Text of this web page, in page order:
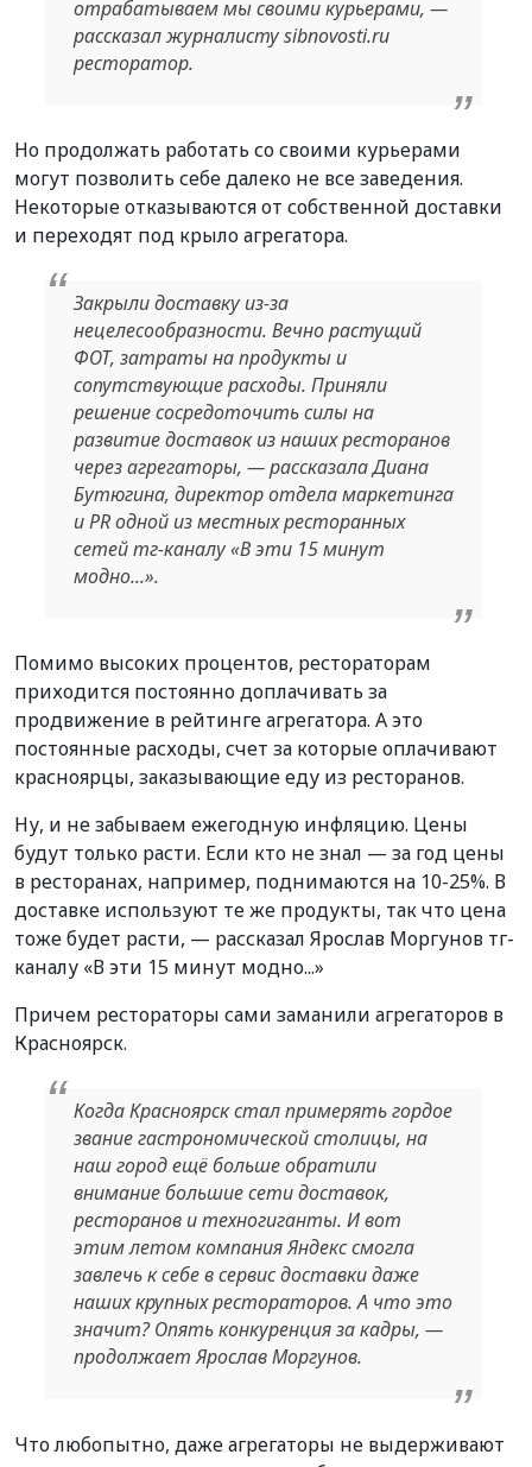
отрабатываем мы своими курьерами, —
рассказал журналисту sibnovosti.ru
ресторатор.
Но продолжать работать со своими курьерами
могут позволить себе далеко не все заведения.
Некоторые отказываются от собственной доставки
и переходят под крыло агрегатора.
Закрыли доставку из-за
нецелесообразности. Вечно растущий
ФОТ, затраты на продукты и
сопутствующие расходы. Приняли
решение сосредоточить силы на
развитие доставок из наших ресторанов
через агрегаторы, — рассказала Диана
Бутюгина, директор отдела маркетинга
и PR одной из местных ресторанных
сетей тг-каналу «В эти 15 минут
модно...».
Помимо высоких процентов, рестораторам
приходится постоянно доплачивать за
продвижение в рейтинге агрегатора. А это
постоянные расходы, счет за которые оплачивают
красноярцы, заказывающие еду из ресторанов.
Ну, и не забываем ежегодную инфляцию. Цены
будут только расти. Если кто не знал — за год цены
в ресторанах, например, поднимаются на 10-25%. В
доставке используют те же продукты, так что цена
тоже будет расти, — рассказал Ярослав Моргунов тг-
каналу «В эти 15 минут модно...»
Причем рестораторы сами заманили агрегаторов в
Красноярск.
Когда Красноярск стал примерять гордое
звание гастрономической столицы, на
наш город ещё больше обратили
внимание большие сети доставок,
ресторанов и техногиганты. И вот
этим летом компания Яндекс смогла
завлечь к себе в сервис доставки даже
наших крупных рестораторов. А что это
значит? Опять конкуренция за кадры, —
продолжает Ярослав Моргунов.
Что любопытно, даже агрегаторы не выдерживают